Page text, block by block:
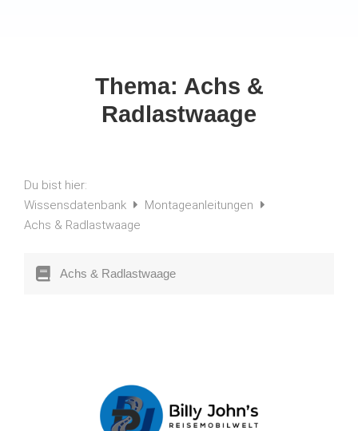
Thema: Achs &
Radlastwaage
Du bist hier:
Wissensdatenbank
Montageanleitungen
Achs & Radlastwaage
Achs & Radlastwaage